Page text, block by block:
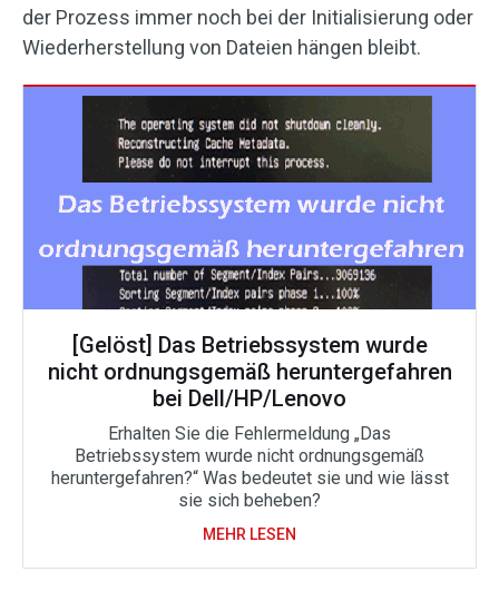
der Prozess immer noch bei der Initialisierung oder
Wiederherstellung von Dateien hängen bleibt.
[Gelöst] Das Betriebssystem wurde
nicht ordnungsgemäß heruntergefahren
bei Dell/HP/Lenovo
Erhalten Sie die Fehlermeldung „Das
Betriebssystem wurde nicht ordnungsgemäß
heruntergefahren?“ Was bedeutet sie und wie lässt
sie sich beheben?
MEHR LESEN